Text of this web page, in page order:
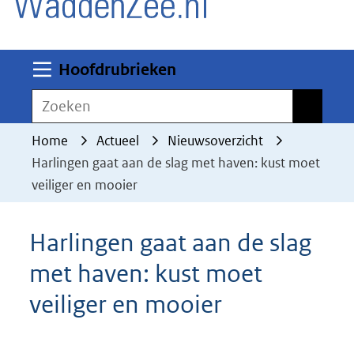
deze
worden
toegestaan
geweigerd.
Hoofdrubrieken
Zoeken
Home Actueel
Nieuwsoverzicht
Harlingen gaat aan de slag met haven: kust moet
veiliger en mooier
Harlingen gaat aan de slag
met haven: kust moet
veiliger en mooier